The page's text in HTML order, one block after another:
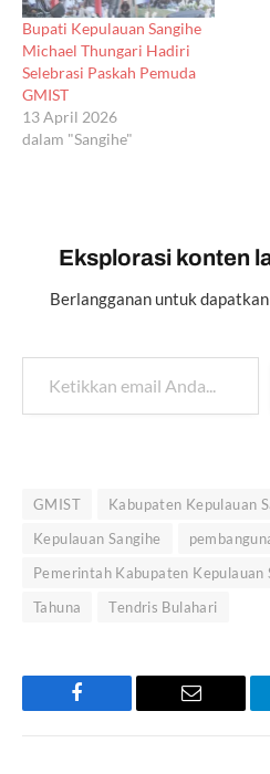
Bupati Kepulauan Sangihe
Michael Thungari Hadiri
Selebrasi Paskah Pemuda
GMIST
13 April 2026
dalam "Sangihe"
Eksplorasi konten
Berlangganan untuk
Ketikkan email Anda...
GMIST
Kabupaten Kepulauan
Kepulauan Sangihe
Pemerintah Kabupaten Kepulauan
Tahuna
Tendris Bulahari
Facebook Email